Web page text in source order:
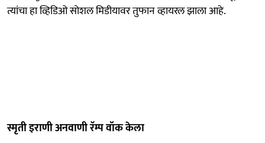
त्यांचा हा व्हिडिओ सोशल मिडीयावर तुफान व्हायरल झाला आहे.
स्मृती इराणी अनवाणी रॅम्प वॉक केला